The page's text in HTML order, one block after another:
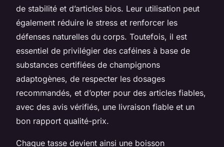
de stabilité et d’articles bios. Leur utilisation peut
également réduire le stress et renforcer les
défenses naturelles du corps. Toutefois, il est
essentiel de privilégier des caféines à base de
substances certifiées de champignons
adaptogènes, de respecter les dosages
recommandés, et d’opter pour des articles fiables,
avec des avis vérifiés, une livraison fiable et un
bon rapport qualité-prix.
Chaque tasse devient ainsi une boisson